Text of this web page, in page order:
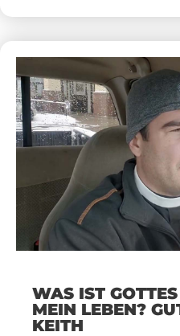
WAS IST
MEIN LEBEN?
KEITH